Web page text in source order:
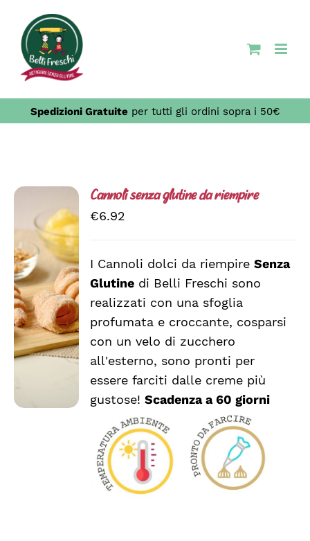
contenuto
Spedizioni Gratuiteper tutti gli ordini sopra i 50€
AGGIUNGI
AL
CARRELLO
DETTAGLI
Cannoli senza glutine da riempire
€6.92
I Cannoli dolci da riempireSenza
Glutine di Belli Freschi sono
realizzati con una sfoglia
profumata e croccante, cosparsi
con un velo di zucchero
all'esterno, sono pronti per
essere farciti dalle creme più
gustose!Scadenza a 60 giorni